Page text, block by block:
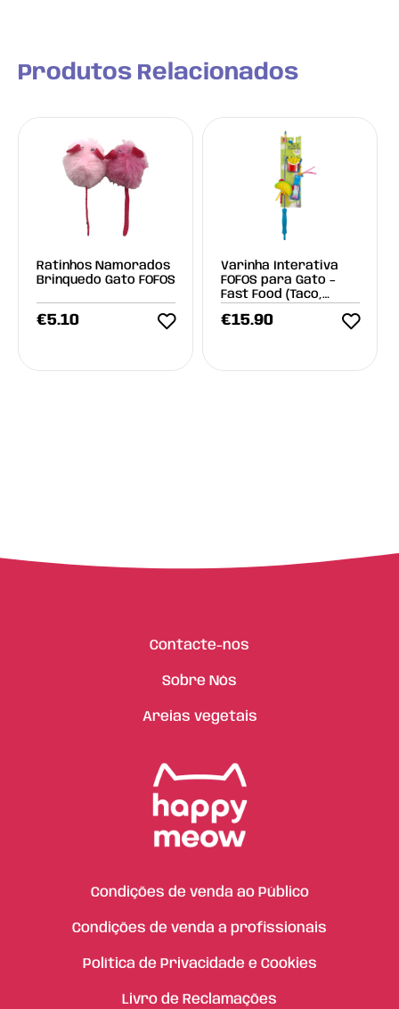
Produtos Relacionados
Ratinhos Namorados
Brinquedo Gato FOFOS
€5.10
Varinha Interativa
FOFOS para Gato –
Fast Food (Taco,
Bebida)
€15.90
Contacte-nos
Sobre Nós
Areias vegetais
Condições de venda ao Público
Condições de venda a profissionais
Política de Privacidade e Cookies
Livro de Reclamações